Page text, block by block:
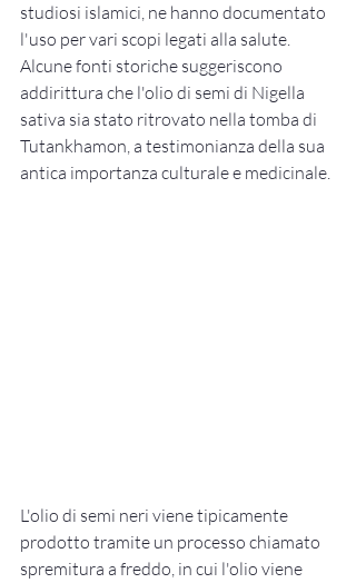
studiosi islamici, ne hanno documentato
l'uso per vari scopi legati alla salute.
Alcune fonti storiche suggeriscono
addirittura che l'olio di semi di Nigella
sativa sia stato ritrovato nella tomba di
Tutankhamon, a testimonianza della sua
antica importanza culturale e medicinale.
L'olio di semi neri viene tipicamente
prodotto tramite un processo chiamato
spremitura a freddo, in cui l'olio viene